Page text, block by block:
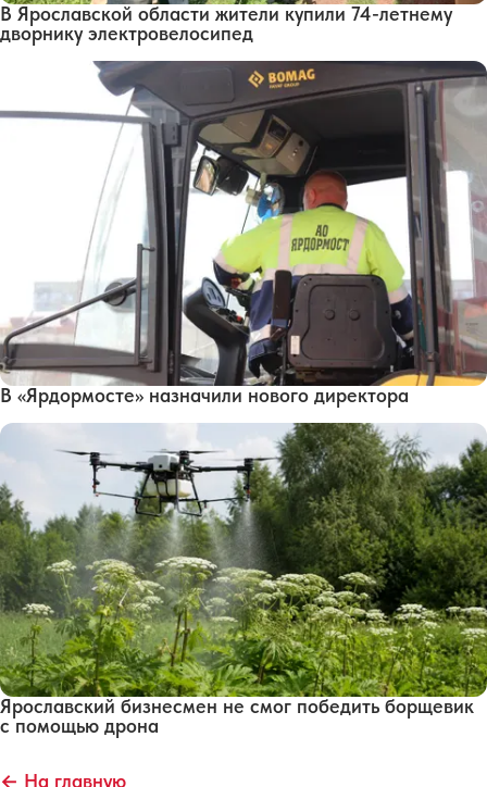
В Ярославской области жители купили 74-летнему
дворнику электровелосипед
В «Ярдормосте» назначили нового директора
Ярославский бизнесмен не смог победить борщевик
с помощью дрона
← На главную